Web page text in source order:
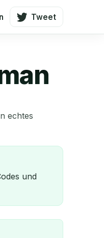
Tweet
echtes
und